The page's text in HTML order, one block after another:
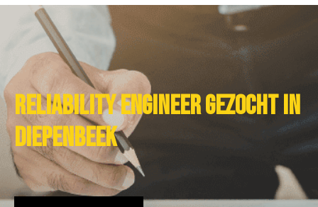
Reliability Engineer gezocht in
Diepenbeek